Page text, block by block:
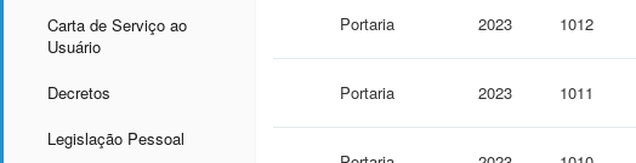
Carta de Serviço ao
Usuário
Decretos
Legislação Pessoal
Portaria 2023 1012
Portaria 2023 1011